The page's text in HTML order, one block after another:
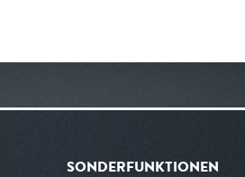
SONDERFUNKTIONEN